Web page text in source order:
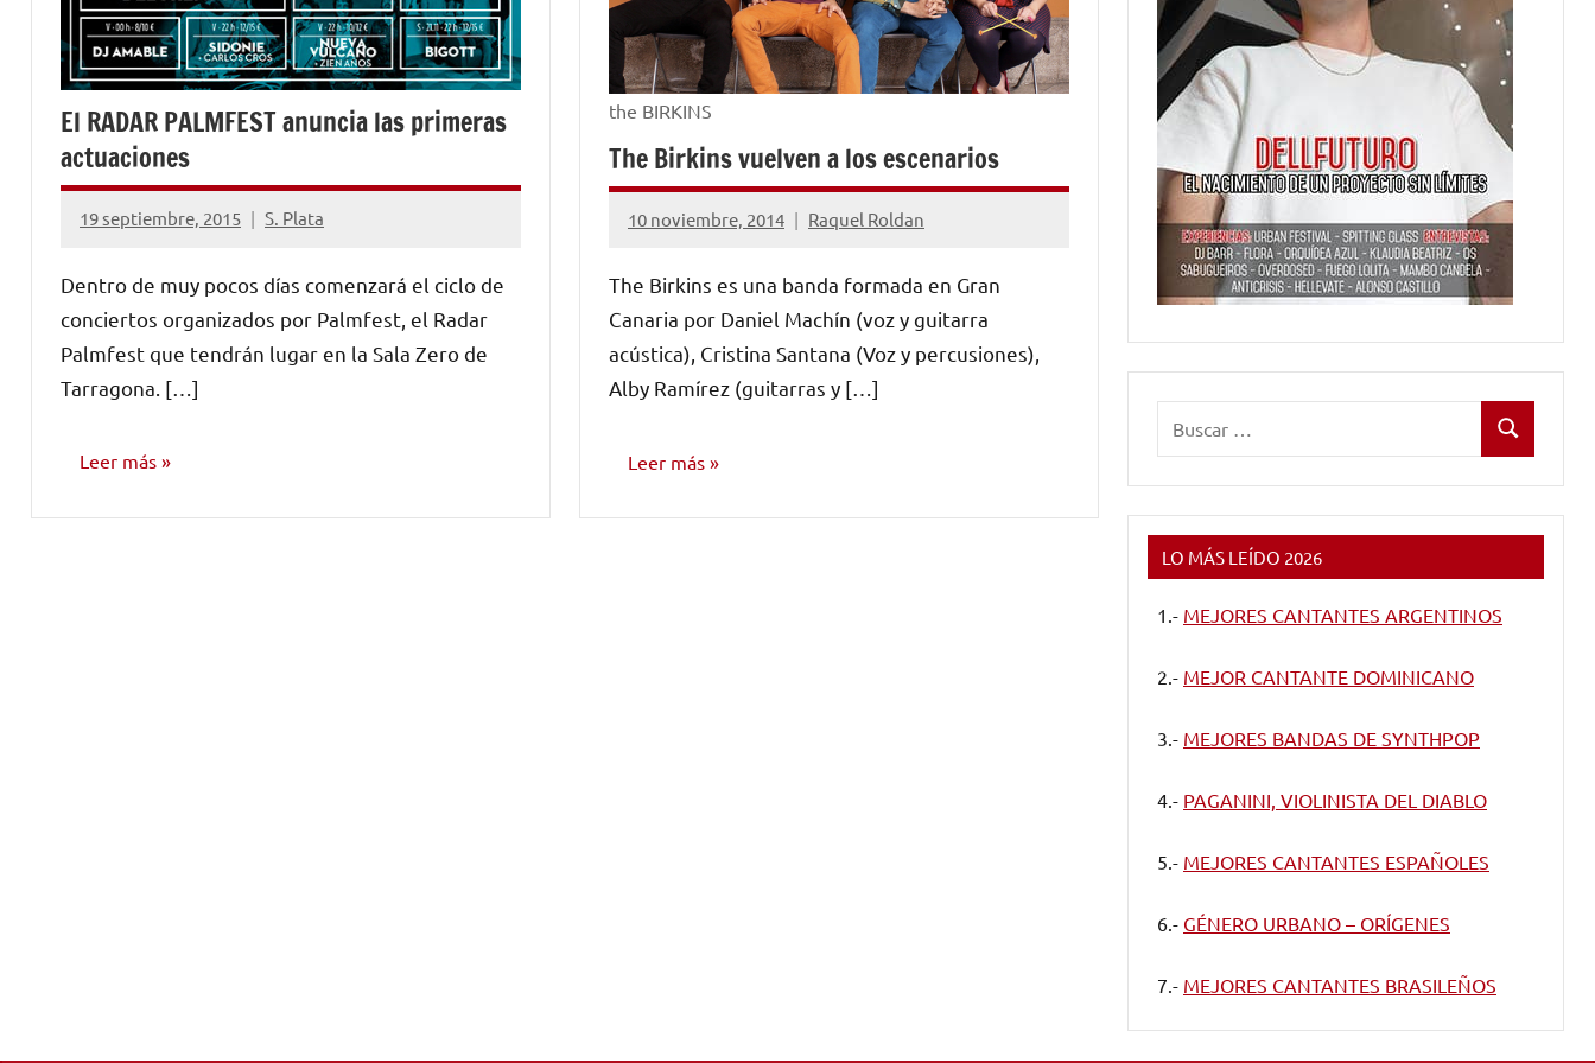
El RADAR PALMFEST anuncia las primeras
actuaciones
19 septiembre, 2015 S. Plata
No
comentarios
Dentro de muy pocos días comenzará el ciclo de
conciertos organizados por Palmfest, el Radar
Palmfest que tendrán lugar en la Sala Zero de
Tarragona. […]
Leer más
the BIRKINS
The Birkins vuelven a los escenarios
10 noviembre, 2014 Raquel Roldan
No
comentarios
The Birkins es una banda formada en Gran
Canaria por Daniel Machín (voz y guitarra
acústica), Cristina Santana (Voz y percusiones),
Alby Ramírez (guitarras y […]
Leer más
Buscar
LO MÁS LEÍDO 2026
1.- MEJORES CANTANTES ARGENTINOS
2.- MEJOR CANTANTE DOMINICANO
3.- MEJORES BANDAS DE SYNTHPOP
4.- PAGANINI, VIOLINISTA DEL DIABLO
5.- MEJORES CANTANTES ESPAÑOLES
6.- GÉNERO URBANO – ORÍGENES
7.- MEJORES CANTANTES BRASILEÑOS